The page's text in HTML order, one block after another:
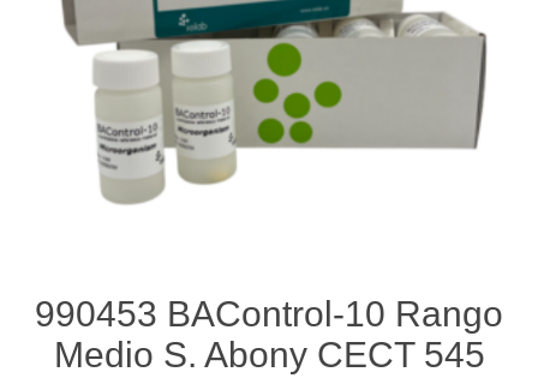
990453 BAControl-10 Rango
Medio S. Abony CECT 545